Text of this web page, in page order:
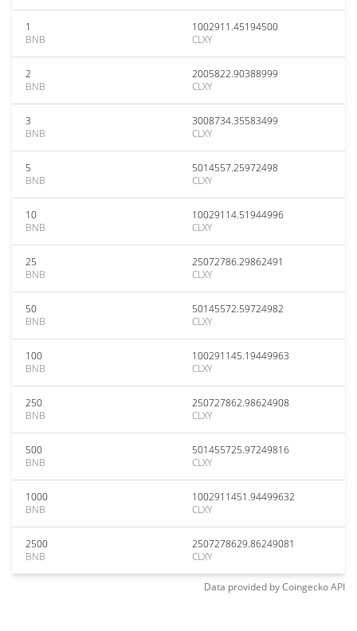
1
BNB
1002911.45194500
CLXY
2
BNB
2005822.90388999
CLXY
3
BNB
3008734.35583499
CLXY
5
BNB
5014557.25972498
CLXY
10
BNB
10029114.51944996
CLXY
25
BNB
25072786.29862491
CLXY
50
BNB
50145572.59724982
CLXY
100
BNB
100291145.19449963
CLXY
250
BNB
250727862.98624908
CLXY
500
BNB
501455725.97249816
CLXY
1000
BNB
1002911451.94499632
CLXY
2500
BNB
2507278629.86249081
CLXY
Data provided byCoingeckoAPI